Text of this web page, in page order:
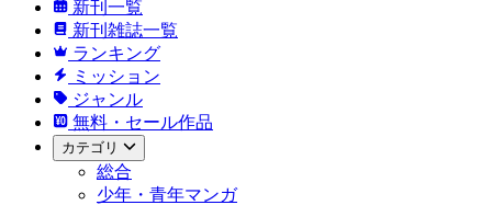
新刊一覧
新刊雑誌一覧
ランキング
ミッション
ジャンル
無料・セール作品
カテゴリ
総合
少年・青年マンガ